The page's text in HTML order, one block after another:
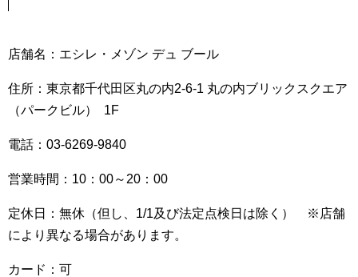
店舗名：エシレ・メゾン デュ ブール
住所：東京都千代田区丸の内2-6-1 丸の内ブリックスクエア
（パークビル） 1F
電話：03-6269-9840
営業時間：10：00～20：00
定休日：無休（但し、1/1及び法定点検日は除く） ※店舗
により異なる場合があります。
カード：可